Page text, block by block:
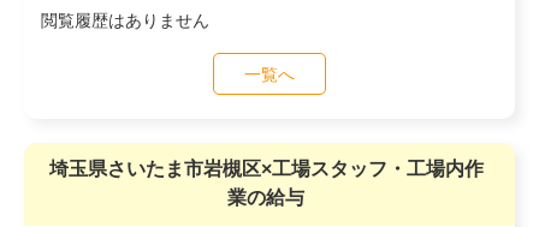
閲覧履歴はありません
一覧へ
埼玉県さいたま市岩槻区×工場スタッフ・工場内作
業の給与